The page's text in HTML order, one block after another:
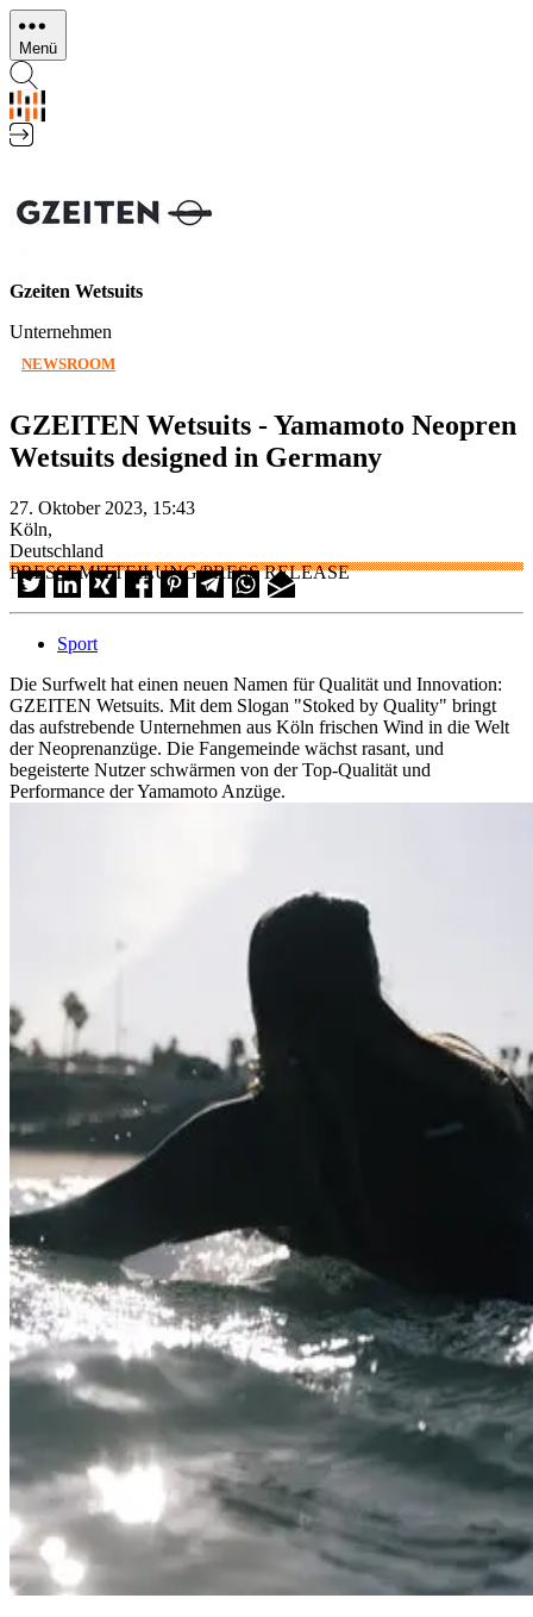
Direkt
zum
Inhalt
Menü
Gzeiten Wetsuits
Unternehmen
NEWSROOM
GZEITEN Wetsuits - Yamamoto Neopren
Wetsuits designed in Germany
27. Oktober 2023, 15:43
Köln,
Deutschland
PRESSEMITTEILUNG/PRESS RELEASE
Sport
Die Surfwelt hat einen neuen Namen für Qualität und Innovation:
GZEITEN Wetsuits. Mit dem Slogan "Stoked by Quality" bringt
das aufstrebende Unternehmen aus Köln frischen Wind in die Welt
der Neoprenanzüge. Die Fangemeinde wächst rasant, und
begeisterte Nutzer schwärmen von der Top-Qualität und
Performance der Yamamoto Anzüge.